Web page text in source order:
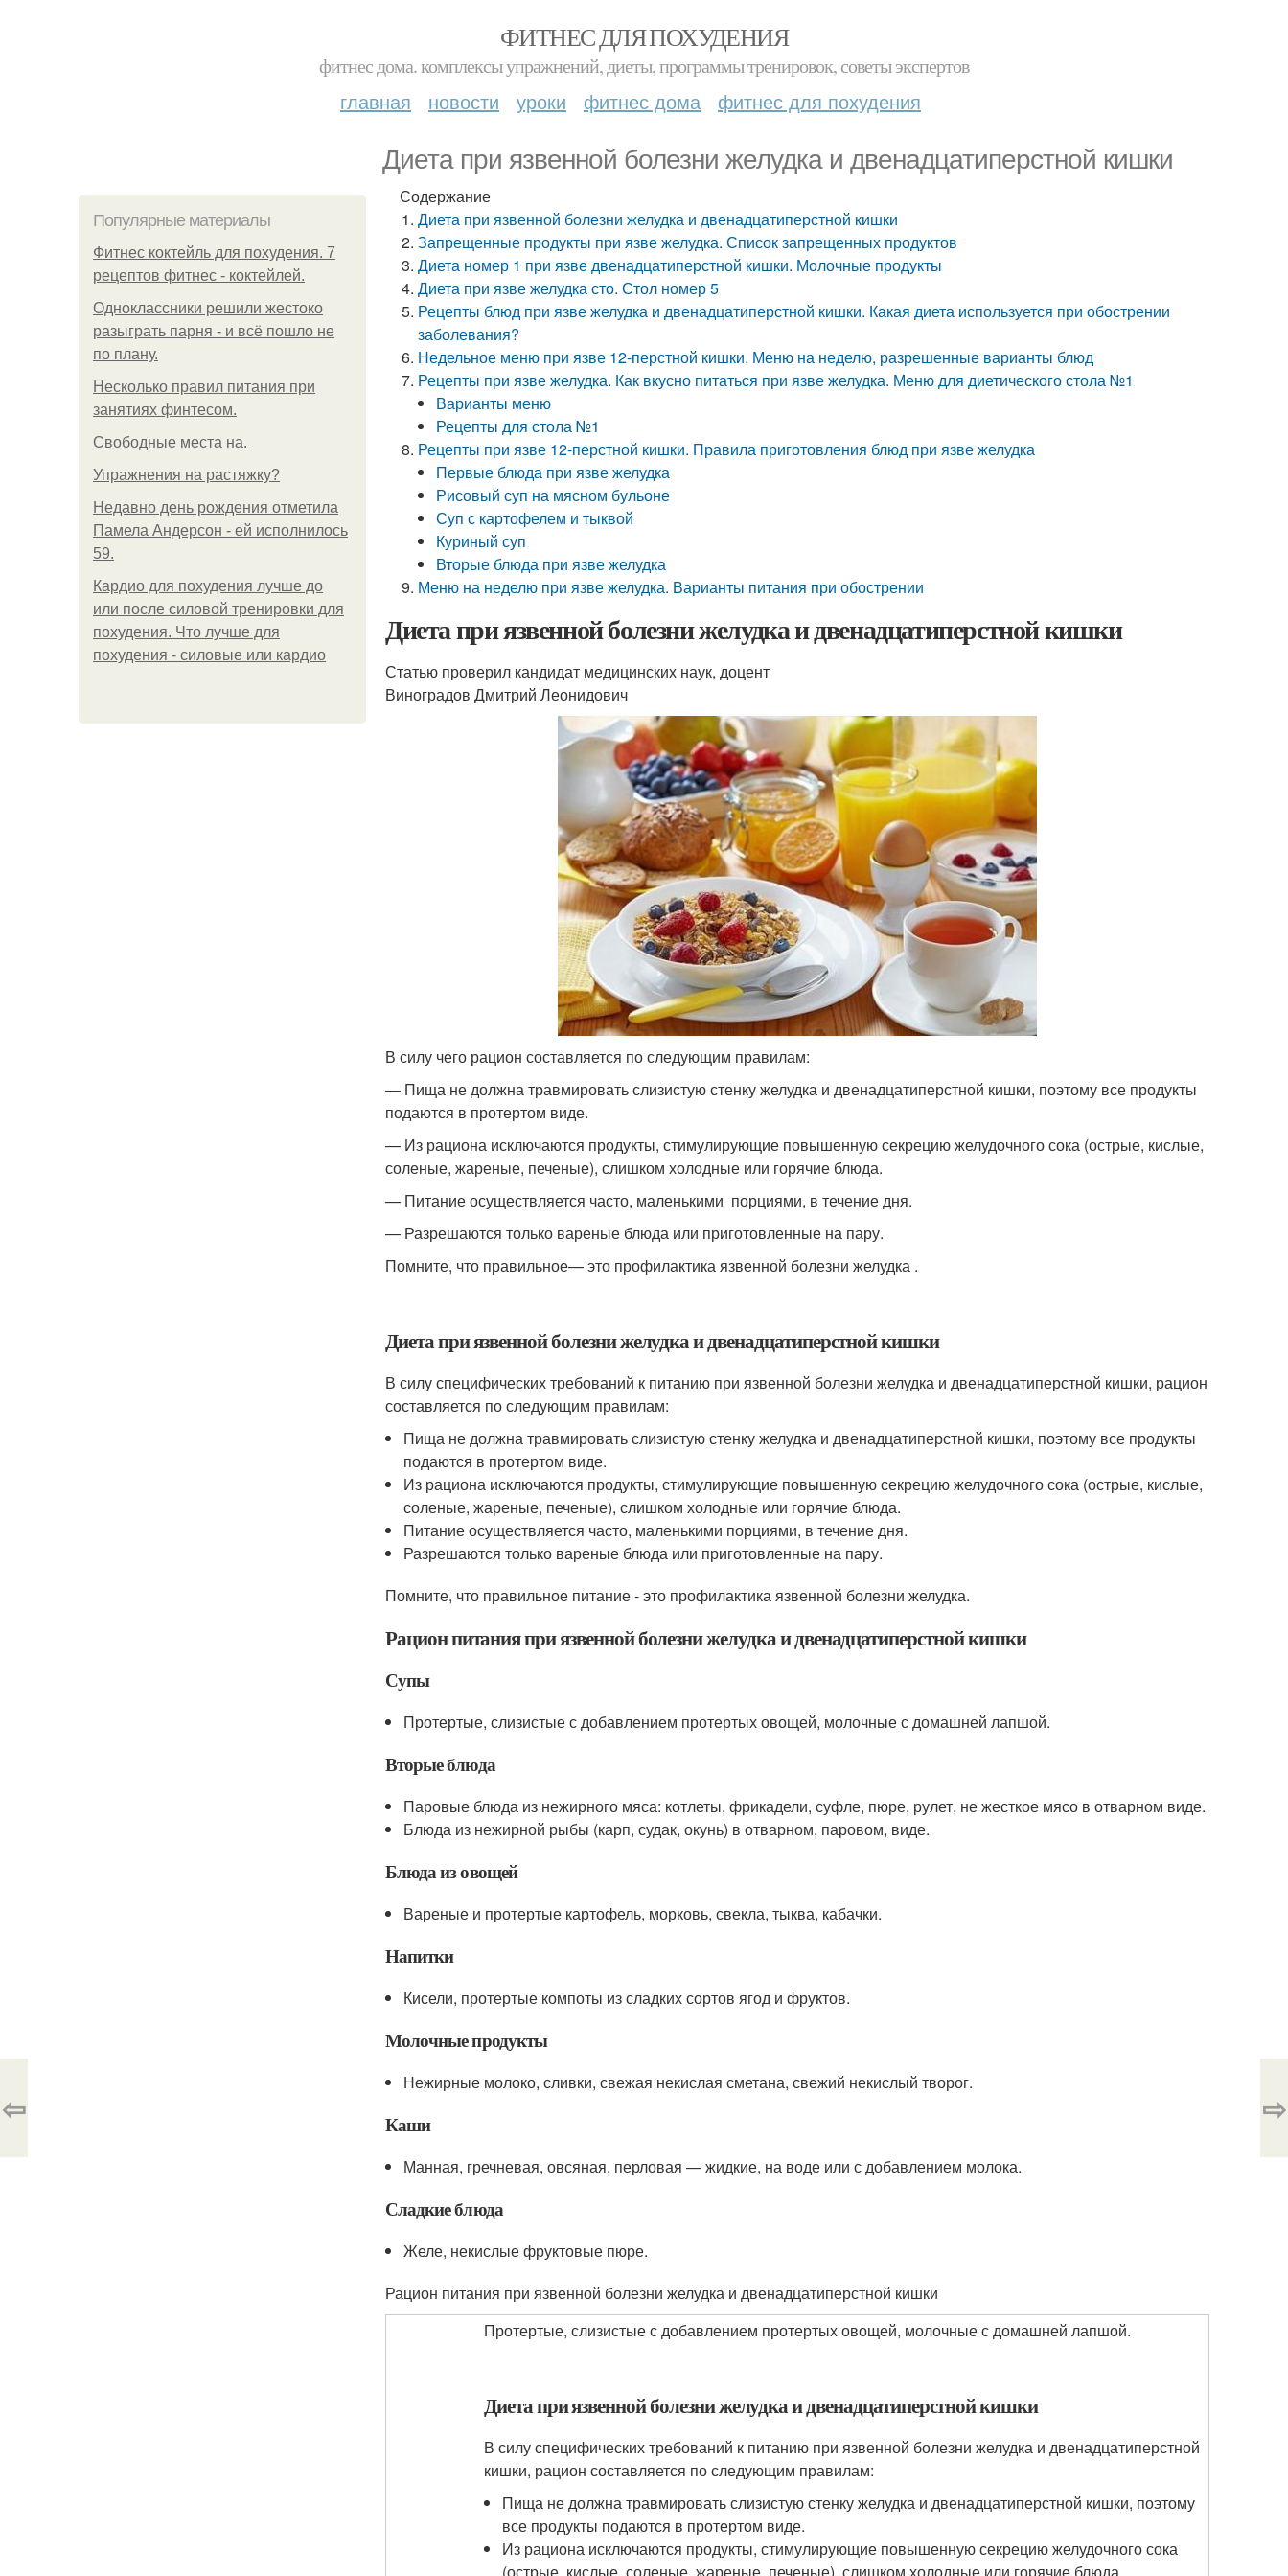
ФИТНЕС ДЛЯ ПОХУДЕНИЯ
фитнес дома. комплексы упражнений, диеты, программы тренировок, советы экспертов
главная новости уроки фитнес дома фитнес для похудения
Диета при язвенной болезни желудка и двенадцатиперстной кишки
Популярные материалы
Фитнес коктейль для похудения. 7
рецептов фитнес - коктейлей.
Одноклассники решили жестоко
разыграть парня - и всё пошло не
по плану.
Несколько правил питания при
занятиях финтесом.
Свободные места на.
Упражнения на растяжку?
Недавно день рождения отметила
Памела Андерсон - ей исполнилось
59.
Кардио для похудения лучше до
или после силовой тренировки для
похудения. Что лучше для
похудения - силовые или кардио
Содержание
Диета при язвенной болезни желудка и двенадцатиперстной кишки
Запрещенные продукты при язве желудка. Список запрещенных продуктов
Диета номер 1 при язве двенадцатиперстной кишки. Молочные продукты
Диета при язве желудка сто. Стол номер 5
Рецепты блюд при язве желудка и двенадцатиперстной кишки. Какая диета используется при обострении
заболевания?
Недельное меню при язве 12-перстной кишки. Меню на неделю, разрешенные варианты блюд
Рецепты при язве желудка. Как вкусно питаться при язве желудка. Меню для диетического стола №1
Варианты меню
Рецепты для стола №1
Рецепты при язве 12-перстной кишки. Правила приготовления блюд при язве желудка
Первые блюда при язве желудка
Рисовый суп на мясном бульоне
Суп с картофелем и тыквой
Куриный суп
Вторые блюда при язве желудка
Меню на неделю при язве желудка. Варианты питания при обострении
Диета при язвенной болезни желудка и двенадцатиперстной кишки
Статью проверил кандидат медицинских наук, доцент
Виноградов Дмитрий Леонидович
В силу чего рацион составляется по следующим правилам:
— Пища не должна травмировать слизистую стенку желудка и двенадцатиперстной кишки, поэтому все продукты
подаются в протертом виде.
— Из рациона исключаются продукты, стимулирующие повышенную секрецию желудочного сока (острые, кислые,
соленые, жареные, печеные), слишком холодные или горячие блюда.
— Питание осуществляется часто, маленькими порциями, в течение дня.
— Разрешаются только вареные блюда или приготовленные на пару.
Помните, что правильное— это профилактика язвенной болезни желудка .
Диета при язвенной болезни желудка и двенадцатиперстной кишки
В силу специфических требований к питанию при язвенной болезни желудка и двенадцатиперстной кишки, рацион
составляется по следующим правилам:
Пища не должна травмировать слизистую стенку желудка и двенадцатиперстной кишки, поэтому все продукты
подаются в протертом виде.
Из рациона исключаются продукты, стимулирующие повышенную секрецию желудочного сока (острые, кислые,
соленые, жареные, печеные), слишком холодные или горячие блюда.
Питание осуществляется часто, маленькими порциями, в течение дня.
Разрешаются только вареные блюда или приготовленные на пару.
Помните, что правильное питание - это профилактика язвенной болезни желудка.
Рацион питания при язвенной болезни желудка и двенадцатиперстной кишки
Супы
Протертые, слизистые с добавлением протертых овощей, молочные с домашней лапшой.
Вторые блюда
Паровые блюда из нежирного мяса: котлеты, фрикадели, суфле, пюре, рулет, не жесткое мясо в отварном виде.
Блюда из нежирной рыбы (карп, судак, окунь) в отварном, паровом, виде.
Блюда из овощей
Вареные и протертые картофель, морковь, свекла, тыква, кабачки.
Напитки
Кисели, протертые компоты из сладких сортов ягод и фруктов.
Молочные продукты
Нежирные молоко, сливки, свежая некислая сметана, свежий некислый творог.
Каши
Манная, гречневая, овсяная, перловая — жидкие, на воде или с добавлением молока.
Сладкие блюда
Желе, некислые фруктовые пюре.
Рацион питания при язвенной болезни желудка и двенадцатиперстной кишки
Протертые, слизистые с добавлением протертых овощей, молочные с домашней лапшой.
Диета при язвенной болезни желудка и двенадцатиперстной кишки
В силу специфических требований к питанию при язвенной болезни желудка и двенадцатиперстной
кишки, рацион составляется по следующим правилам:
Пища не должна травмировать слизистую стенку желудка и двенадцатиперстной кишки, поэтому
все продукты подаются в протертом виде.
Из рациона исключаются продукты, стимулирующие повышенную секрецию желудочного сока
⇦ ⇨